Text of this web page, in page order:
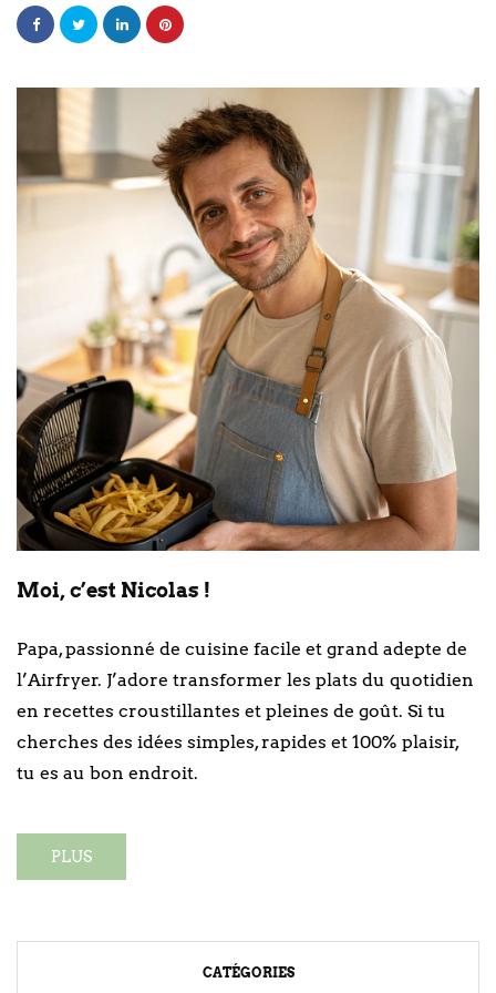
Moi, c’est Nicolas !
Papa, passionné de cuisine facile et grand adepte de
l’Airfryer. J’adore transformer les plats du quotidien
en recettes croustillantes et pleines de goût. Si tu
cherches des idées simples, rapides et 100% plaisir,
tu es au bon endroit.
PLUS
CATÉGORIES